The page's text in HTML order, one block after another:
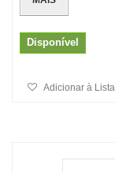
Disponível
Adicionar à